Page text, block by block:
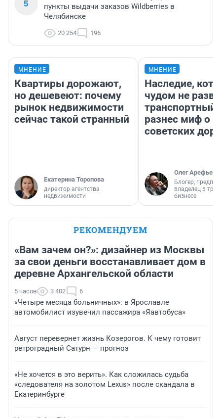
5
пункты выдачи заказов Wildberries в
Челябинске
20 254 196
МНЕНИЕ
Квартиры дорожают,
но дешевеют: почему
рынок недвижимости
сейчас такой странный
Екатерина Торопова
директор агентства
недвижимости
МНЕНИЕ
Наследие,
чудом не
транспортный
разнес миф о
советских
Олег Арефьев
Блогер,
владелец в
бизнесе
РЕКОМЕНДУЕМ
«Вам зачем он?»: дизайнер из Москвы
за свои деньги восстанавливает дом в
деревне Архангельской области
5 часов 3 402 6
«Четыре месяца больничных»: в Ярославле
автомобилист изувечил пассажира «Яавтобуса»
Август перевернет жизнь Козерогов. К чему готовит
ретроградный Сатурн — прогноз
«Не хочется в это верить». Как сложилась судьба
«следователя на золотом Lexus» после скандала в
Екатеринбурге